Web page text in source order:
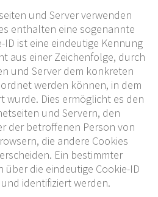
und Server verwenden
enthalten eine sogenannte
ID ist eine eindeutige Kennung
aus einer Zeichenfolge, durch
und Server dem konkreten
werden können, in dem
wurde. Dies ermöglicht es den
und Servern, den
der betroffenen Person von
die andere Cookies
Ein bestimmter
die eindeutige Cookie-ID
identifiziert werden.